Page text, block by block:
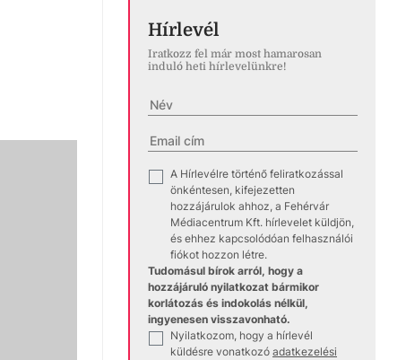
Hírlevél
Iratkozz fel már most hamarosan
induló heti hírlevelünkre!
A Hírlevélre történő feliratkozással
önkéntesen, kifejezetten
hozzájárulok ahhoz, a Fehérvár
Médiacentrum Kft. hírlevelet küldjön,
és ehhez kapcsolódóan felhasználói
fiókot hozzon létre.
Tudomásul bírok arról, hogy a
hozzájáruló nyilatkozat bármikor
korlátozás és indokolás nélkül,
ingyenesen visszavonható.
Nyilatkozom, hogy a hírlevél
küldésre vonatkozó adatkezelési